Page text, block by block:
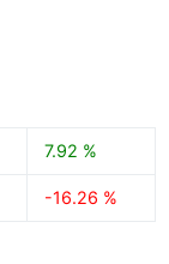
7.92 %
-16.26 %